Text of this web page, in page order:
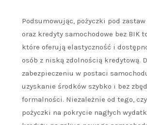
Podsumowując, pożyczki pod
oraz kredyty samochodowe bez BIK
które oferują elastyczność i
osób z niską zdolnością kredytową.
zabezpieczeniu w postaci
uzyskanie środków szybko i bez
formalności. Niezależnie od tego,
pożyczki na pokrycie nagłych